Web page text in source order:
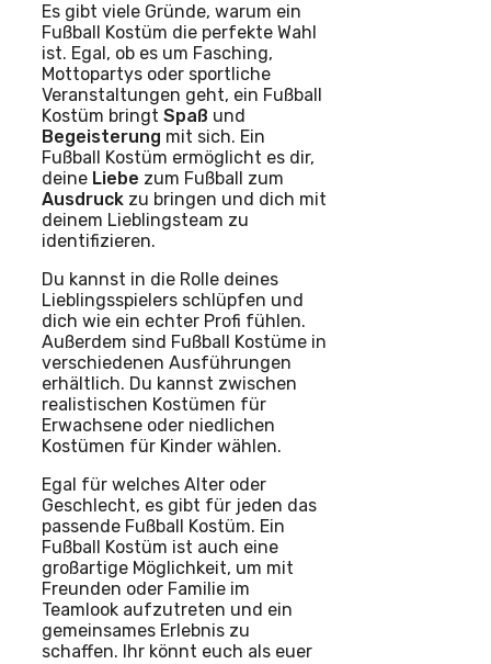
Es gibt viele Gründe, warum ein
Fußball Kostüm die perfekte Wahl
ist. Egal, ob es um Fasching,
Mottopartys oder sportliche
Veranstaltungen geht, ein Fußball
Kostüm bringt Spaß und
Begeisterung mit sich. Ein
Fußball Kostüm ermöglicht es dir,
deine Liebe zum Fußball zum
Ausdruck zu bringen und dich mit
deinem Lieblingsteam zu
identifizieren.
Du kannst in die Rolle deines
Lieblingsspielers schlüpfen und
dich wie ein echter Profi fühlen.
Außerdem sind Fußball Kostüme in
verschiedenen Ausführungen
erhältlich. Du kannst zwischen
realistischen Kostümen für
Erwachsene oder niedlichen
Kostümen für Kinder wählen.
Egal für welches Alter oder
Geschlecht, es gibt für jeden das
passende Fußball Kostüm. Ein
Fußball Kostüm ist auch eine
großartige Möglichkeit, um mit
Freunden oder Familie im
Teamlook aufzutreten und ein
gemeinsames Erlebnis zu
schaffen. Ihr könnt euch als euer